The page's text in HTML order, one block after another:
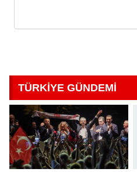
TÜRKİYE GÜNDEMİ